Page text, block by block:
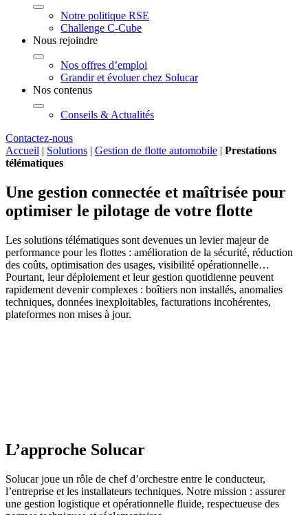
Notre politique RSE
Challenge C-Cube
Nous rejoindre
Nos offres d’emploi
Grandir et évoluer chez Solucar
Nos contenus
Conseils & Actualités
Contactez-nous
Accueil | Solutions | Gestion de flotte automobile | Prestations
télématiques
Une gestion connectée et maîtrisée pour
optimiser le pilotage de votre flotte
Les solutions télématiques sont devenues un levier majeur de
performance pour les flottes : amélioration de la sécurité, réduction
des coûts, optimisation des usages, visibilité opérationnelle…
Pourtant, leur déploiement et leur gestion quotidienne peuvent
rapidement devenir complexes : boîtiers non installés, anomalies
techniques, données inexploitables, facturations incohérentes,
plateformes non mises à jour.
L’approche Solucar
Solucar joue un rôle de chef d’orchestre entre le conducteur,
l’entreprise et les installateurs techniques. Notre mission : assurer
une gestion logistique et opérationnelle fluide, respectueuse des